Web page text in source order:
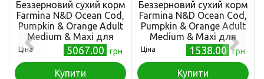
Беззерновий сухий корм
Farmina N&D Ocean Cod,
Pumpkin & Orange Adult
Medium & Maxi для
собак середніх і великих
порід, з тріскою та
апельсином, 12 кг
Ціна 5067.00 грн
Купити
Беззерновий сухий корм
Farmina N&D Ocean Cod,
Pumpkin & Orange Adult
Medium & Maxi для
собак середніх і великих
порід, з тріскою та
апельсином, 2,5 кг
Ціна 1538.00 грн
Купити